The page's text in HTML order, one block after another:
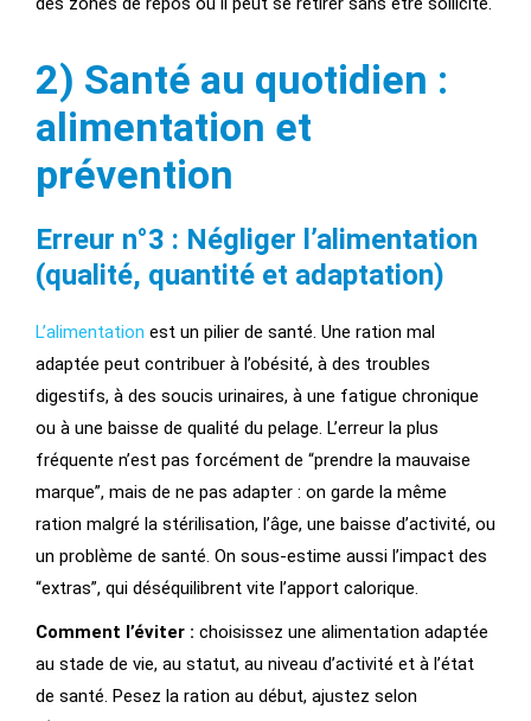
2) Santé au quotidien :
alimentation et
prévention
Erreur n°3 : Négliger l’alimentation
(qualité, quantité et adaptation)
L’alimentation est un pilier de santé. Une ration mal
adaptée peut contribuer à l’obésité, à des troubles
digestifs, à des soucis urinaires, à une fatigue chronique
ou à une baisse de qualité du pelage. L’erreur la plus
fréquente n’est pas forcément de “prendre la mauvaise
marque”, mais de ne pas adapter : on garde la même
ration malgré la stérilisation, l’âge, une baisse d’activité, ou
un problème de santé. On sous-estime aussi l’impact des
“extras”, qui déséquilibrent vite l’apport calorique.
Comment l’éviter : choisissez une alimentation adaptée
au stade de vie, au statut, au niveau d’activité et à l’état
de santé. Pesez la ration au début, ajustez selon